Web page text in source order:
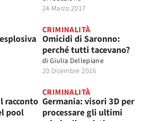
24 Marzo 2017
CRIMINALITÀ
Omicidi di Saronno:
perché tutti tacevano?
di Giulia Dellepiane
20 Dicembre 2016
racconto
pool
CRIMINALITÀ
Germania: visori 3D per
processare gli ultimi